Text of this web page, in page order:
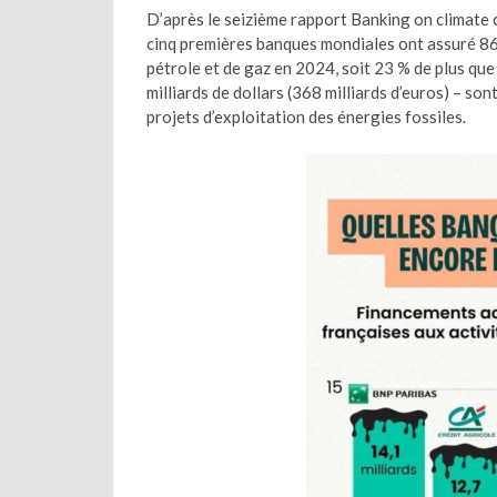
D’après le seizième rapport Banking on
cinq premières banques mondiales ont assuré
pétrole et de gaz en 2024, soit 23 % de plus
milliards de dollars (368 milliards d’euros) –
projets d’exploitation des énergies fossiles.